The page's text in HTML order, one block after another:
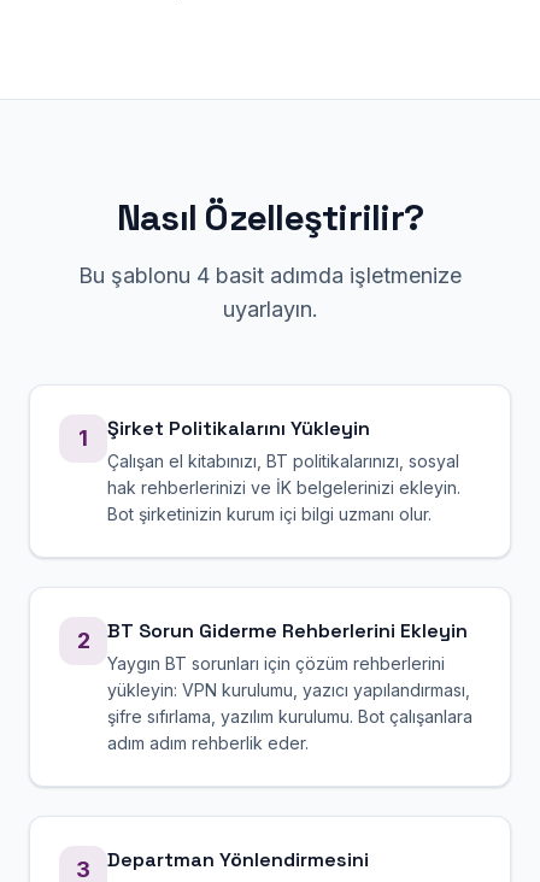
Nasıl Özelleştirilir?
Bu şablonu 4 basit adımda işletmenize
uyarlayın.
1 Şirket Politikalarını Yükleyin
Çalışan el kitabınızı, BT politikalarınızı, sosyal
hak rehberlerinizi ve İK belgelerinizi ekleyin.
Bot şirketinizin kurum içi bilgi uzmanı olur.
2 BT Sorun Giderme Rehberlerini Ekleyin
Yaygın BT sorunları için çözüm rehberlerini
yükleyin: VPN kurulumu, yazıcı yapılandırması,
şifre sıfırlama, yazılım kurulumu. Bot çalışanlara
adım adım rehberlik eder.
3
Departman Yönlendirmesini